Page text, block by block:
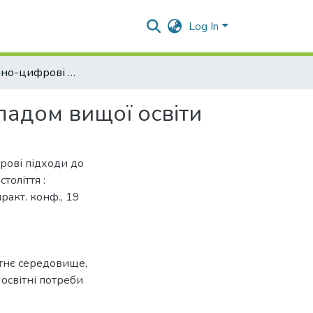
Log In
Інформаційно-цифрові підходи до управління закладом вищої освіти
вищої освіти
підходи до
:
конф., 19
середовище,
освітні потреби